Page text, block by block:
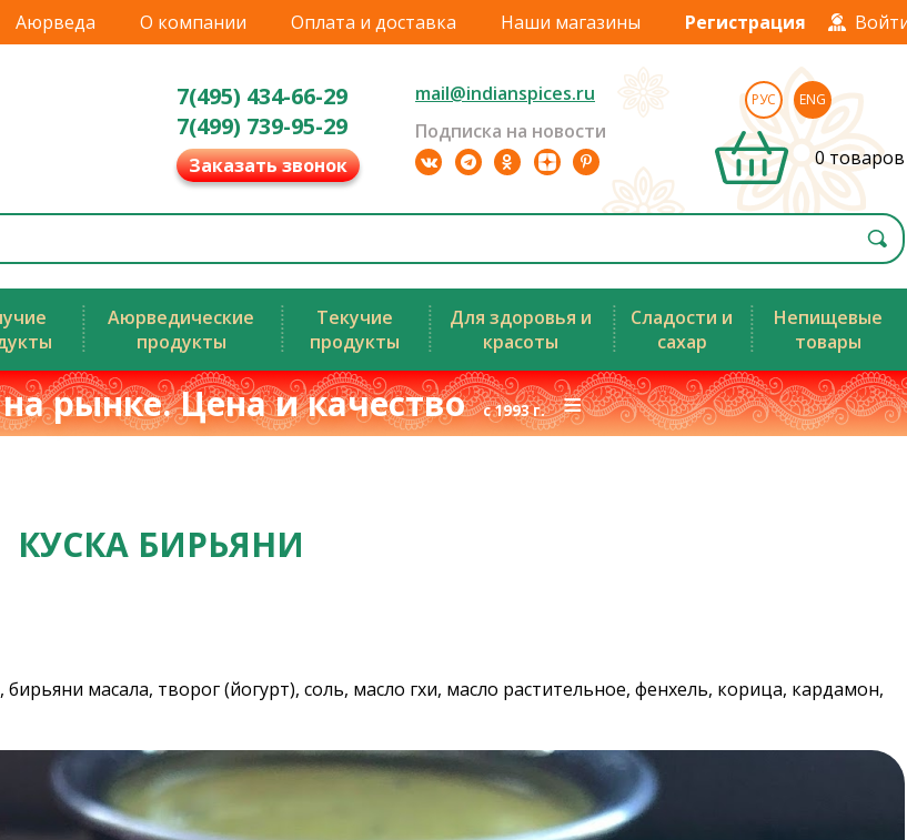
Аюрведа О компании Оплата и доставка Наши магазины Регистрация
7(495) 434-66-29
7(499) 739-95-29
Заказать звонок
mail@indianspices.ru
Подписка на новости
РУС ENG
0 товаров
Аюрведические
продукты
Текучие
продукты
Для здоровья и
красоты
Сладости и
сахар
Непищевые
товары
рынке. Цена и качествос 1993 г.≡
КУСКА БИРЬЯНИ
масала, творог (йогурт), соль, масло гхи, масло растительное, фенхель, корица, кардамон,